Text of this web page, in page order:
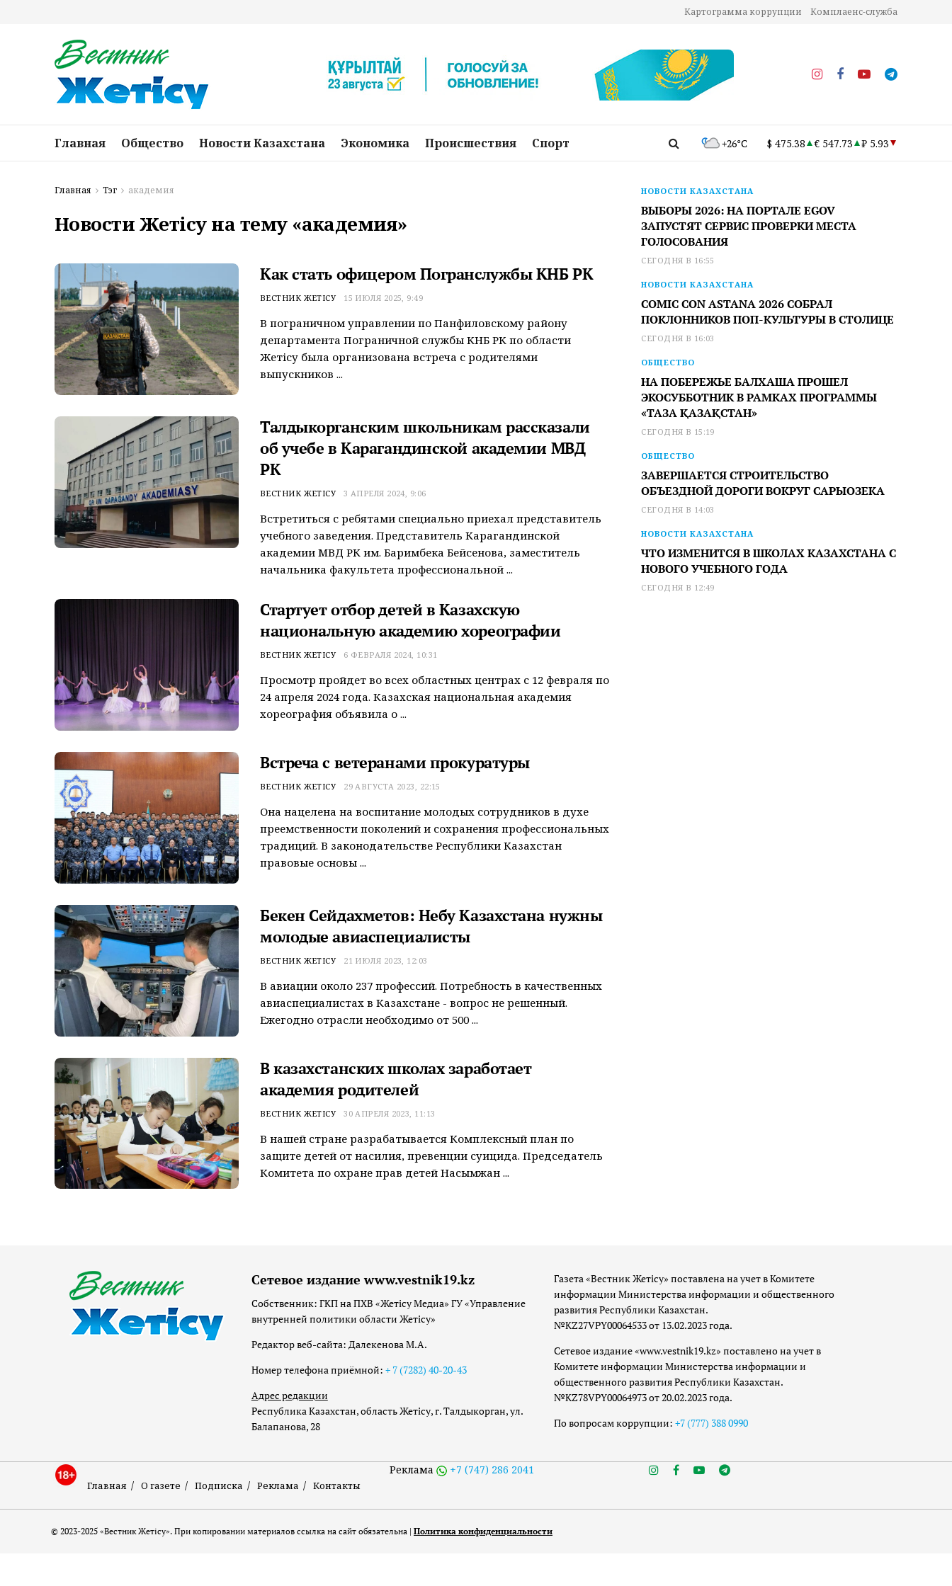
Картограмма коррупции Комплаенс-служба
Главная Общество Новости Казахстана Экономика Происшествия Спорт +26°C $ 475.38 € 547.73 ₽ 5.93
Главная Тэг академия
Новости Жетісу на тему «академия»
Как стать офицером Погранслужбы КНБ РК
ВЕСТНИК ЖЕТІСУ 15 ИЮЛЯ 2025, 9:49
В пограничном управлении по Панфиловскому району
департамента Пограничной службы КНБ РК по области
Жетісу была организована встреча с родителями
выпускников ...
Талдыкорганским школьникам рассказали
об учебе в Карагандинской академии МВД
РК
ВЕСТНИК ЖЕТІСУ 3 АПРЕЛЯ 2024, 9:06
Встретиться с ребятами специально приехал представитель
учебного заведения. Представитель Карагандинской
академии МВД РК им. Баримбека Бейсенова, заместитель
начальника факультета профессиональной ...
Стартует отбор детей в Казахскую
национальную академию хореографии
ВЕСТНИК ЖЕТІСУ 6 ФЕВРАЛЯ 2024, 10:31
Просмотр пройдет во всех областных центрах с 12 февраля по
24 апреля 2024 года. Казахская национальная академия
хореография объявила о ...
Встреча с ветеранами прокуратуры
ВЕСТНИК ЖЕТІСУ 29 АВГУСТА 2023, 22:15
Она нацелена на воспитание молодых сотрудников в духе
преемственности поколений и сохранения профессиональных
традиций. В законодательстве Республики Казахстан
правовые основы ...
Бекен Сейдахметов: Небу Казахстана нужны
молодые авиаспециалисты
ВЕСТНИК ЖЕТІСУ 21 ИЮЛЯ 2023, 12:03
В авиации около 237 профессий. Потребность в качественных
авиаспециалистах в Казахстане - вопрос не решенный.
Ежегодно отрасли необходимо от 500 ...
В казахстанских школах заработает
академия родителей
ВЕСТНИК ЖЕТІСУ 30 АПРЕЛЯ 2023, 11:13
В нашей стране разрабатывается Комплексный план по
защите детей от насилия, превенции суицида. Председатель
Комитета по охране прав детей Насымжан ...
НОВОСТИ КАЗАХСТАНА
ВЫБОРЫ 2026: НА ПОРТАЛЕ EGOV
ЗАПУСТЯТ СЕРВИС ПРОВЕРКИ МЕСТА
ГОЛОСОВАНИЯ
СЕГОДНЯ В 16:55
НОВОСТИ КАЗАХСТАНА
COMIC CON ASTANA 2026 СОБРАЛ
ПОКЛОННИКОВ ПОП-КУЛЬТУРЫ В СТОЛИЦЕ
СЕГОДНЯ В 16:03
ОБЩЕСТВО
НА ПОБЕРЕЖЬЕ БАЛХАША ПРОШЕЛ
ЭКОСУББОТНИК В РАМКАХ ПРОГРАММЫ
«ТАЗА ҚАЗАҚСТАН»
СЕГОДНЯ В 15:19
ОБЩЕСТВО
ЗАВЕРШАЕТСЯ СТРОИТЕЛЬСТВО
ОБЪЕЗДНОЙ ДОРОГИ ВОКРУГ САРЫОЗЕКА
СЕГОДНЯ В 14:03
НОВОСТИ КАЗАХСТАНА
ЧТО ИЗМЕНИТСЯ В ШКОЛАХ КАЗАХСТАНА С
НОВОГО УЧЕБНОГО ГОДА
СЕГОДНЯ В 12:49
Сетевое издание www.vestnik19.kz
Собственник: ГКП на ПХВ «Жетісу Медиа» ГУ «Управление
внутренней политики области Жетісу»
Редактор веб-сайта: Далекенова М.А.
Номер телефона приёмной: + 7 (7282) 40-20-43
Адрес редакции
Республика Казахстан, область Жетісу, г. Талдыкорган, ул.
Балапанова, 28
Газета «Вестник Жетісу» поставлена на учет в Комитете
информации Министерства информации и общественного
развития Республики Казахстан.
№KZ27VPY00064533 от 13.02.2023 года.
Сетевое издание «www.vestnik19.kz» поставлено на учет в
Комитете информации Министерства информации и
общественного развития Республики Казахстан.
№KZ78VPY00064973 от 20.02.2023 года.
По вопросам коррупции: +7 (777) 388 0990
Главная О газете Подписка Реклама Контакты
Реклама +7 (747) 286 2041
© 2023-2025 «Вестник Жетісу». При копировании материалов ссылка на сайт обязательна | Политика конфиденциальности